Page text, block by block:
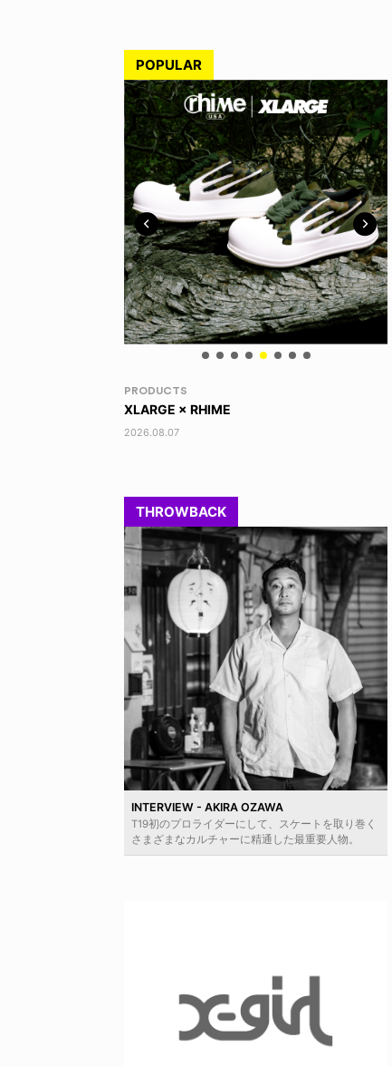
POPULAR
NEWS
TOBY RYAN - PRO FOR REAL
2026.08.08
THROWBACK
INTERVIEW - AKIRA OZAWA
T19初のプロライダーにして、スケートを取り巻く
さまざまなカルチャーに精通した最重要人物。